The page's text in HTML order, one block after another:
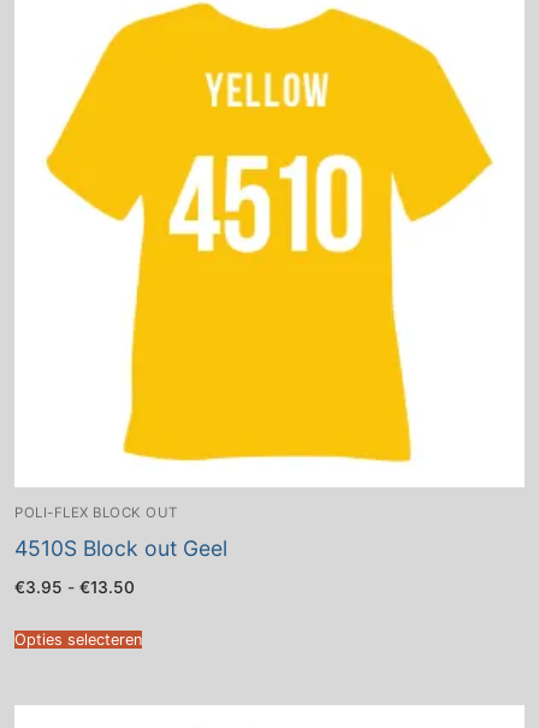
POLI-FLEX BLOCK OUT
4510S Block out Geel
€3.95 - €13.50
€13.50
Opties selecteren